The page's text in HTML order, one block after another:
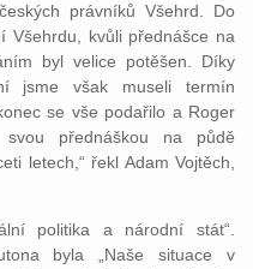
právníků Všehrd. Do
Všehrdu, kvůli přednášce na
byl velice potěšen. Díky
jsme však museli termín
se vše podařilo a Roger
přednáškou na půdě
letech,“ řekl Adam Vojtěch,
politika a národní stát“.
byla „Naše situace v